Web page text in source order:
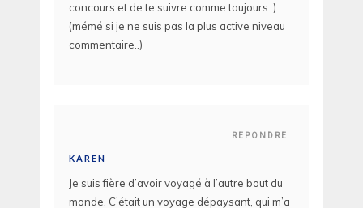
concours et de te suivre comme toujours :)
(mémé si je ne suis pas la plus active niveau
commentaire..)
REPONDRE
KAREN
Je suis fière d’avoir voyagé à l’autre bout du
monde. C’était un voyage dépaysant, qui m’a